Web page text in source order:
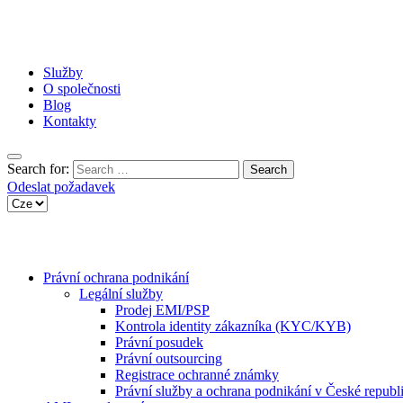
Služby
O společnosti
Blog
Kontakty
Search for:
Odeslat požadavek
Právní ochrana podnikání
Legální služby
Prodej EMI/PSP
Kontrola identity zákazníka (KYC/KYB)
Právní posudek
Právní outsourcing
Registrace ochranné známky
Právní služby a ochrana podnikání v České